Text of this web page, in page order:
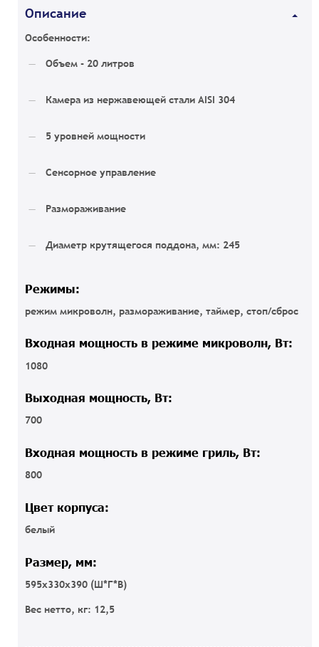
Описание
Особенности:
Объем - 20 литров
Камера из нержавеющей стали AISI 304
5 уровней мощности
Сенсорное управление
Размораживание
Диаметр крутящегося поддона, мм: 245
Режимы:
режим микроволн, размораживание, таймер, стоп/сброс
Входная мощность в режиме микроволн, Вт:
1080
Выходная мощность, Вт:
700
Входная мощность в режиме гриль, Вт:
800
Цвет корпуса:
белый
Размер, мм:
595x330x390 (Ш*Г*В)
Вес нетто, кг: 12,5